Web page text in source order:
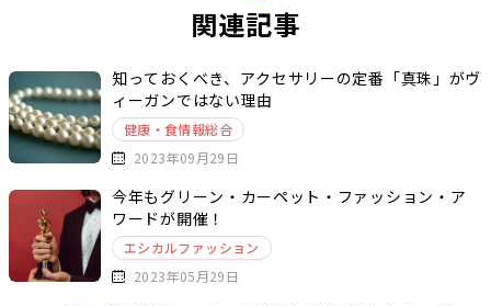
関連記事
知っておくべき、アクセサリーの定番「真珠」がヴ
ィーガンではない理由
健康・食情報総合
2023年09月29日
今年もグリーン・カーペット・ファッション・ア
ワードが開催！
エシカルファッション
2023年05月29日